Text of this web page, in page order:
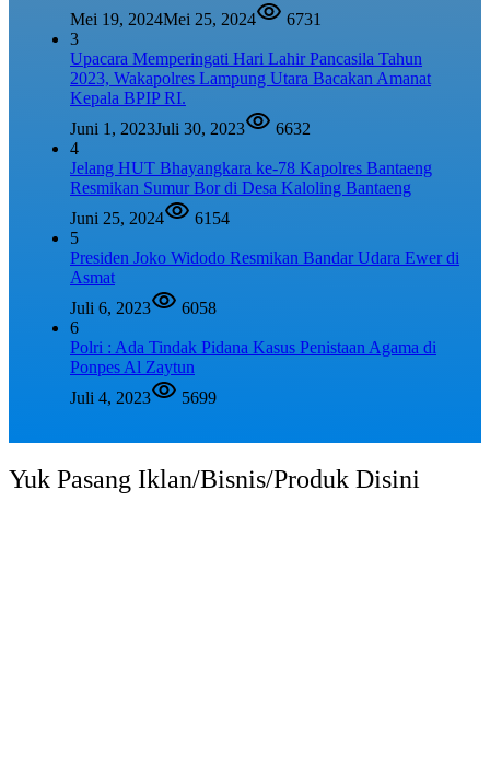
Mei 19, 2024Mei 25, 2024
6731
3
Upacara Memperingati Hari Lahir Pancasila Tahun
2023, Wakapolres Lampung Utara Bacakan Amanat
Kepala BPIP RI.
Juni 1, 2023Juli 30, 2023
6632
4
Jelang HUT Bhayangkara ke-78 Kapolres Bantaeng
Resmikan Sumur Bor di Desa Kaloling Bantaeng
Juni 25, 2024
6154
5
Presiden Joko Widodo Resmikan Bandar Udara Ewer di
Asmat
Juli 6, 2023
6058
6
Polri : Ada Tindak Pidana Kasus Penistaan Agama di
Ponpes Al Zaytun
Juli 4, 2023
5699
Yuk Pasang Iklan/Bisnis/Produk Disini